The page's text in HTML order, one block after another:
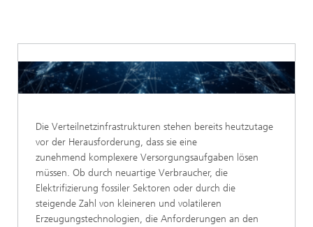
Die Verteilnetzinfrastrukturen stehen bereits heutzutage
vor der Herausforderung, dass sie eine
zunehmend komplexere Versorgungsaufgaben lösen
müssen. Ob durch neuartige Verbraucher, die
Elektrifizierung fossiler Sektoren oder durch die
steigende Zahl von kleineren und volatileren
Erzeugungstechnologien, die Anforderungen an den